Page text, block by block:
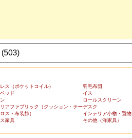
ス（ポケットコイル）
羽毛布団
ッド
イス
ロールスクリーン
アファブリック（クッション・テー
ス・布装飾）
デスク
インテリア小物・置物
家具
その他（洋家具）